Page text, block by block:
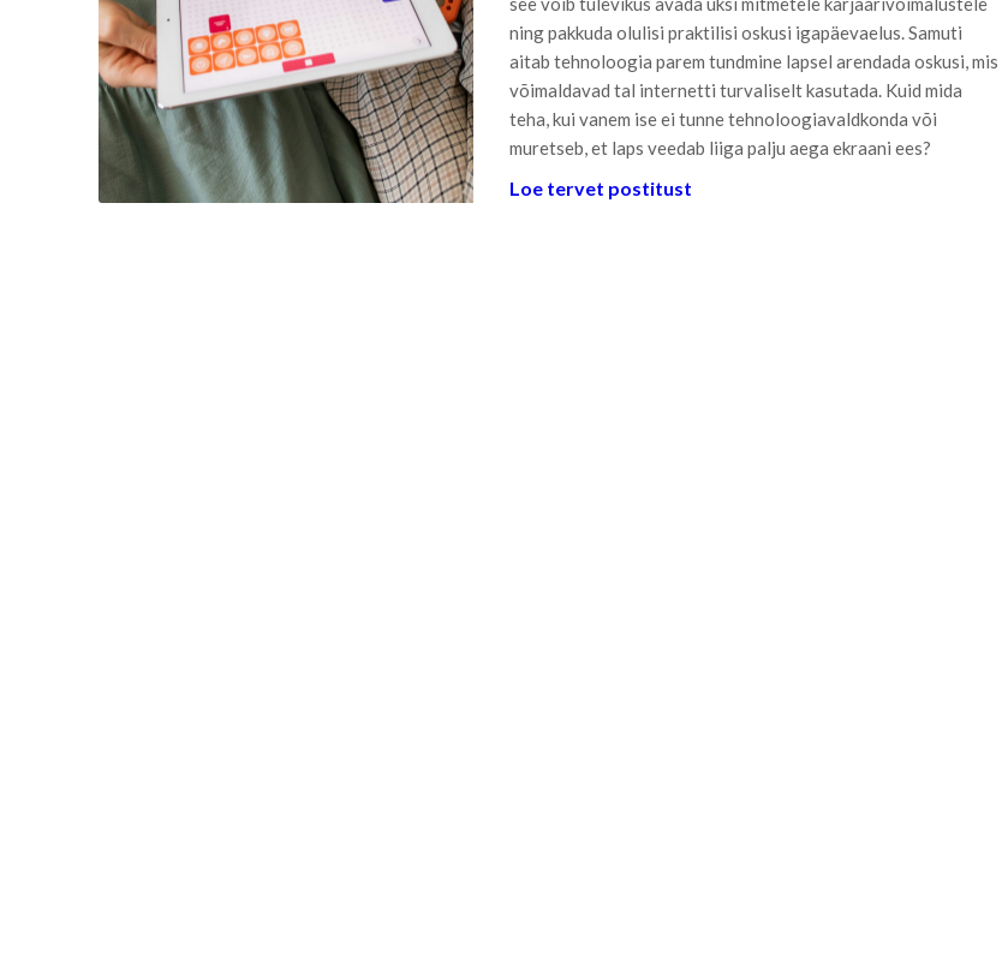
ning pakkuda olulisi praktilisi oskusi igapäevaelus. Samuti
aitab tehnoloogia parem tundmine lapsel arendada oskusi, mis
võimaldavad tal internetti turvaliselt kasutada. Kuid mida
teha, kui vanem ise ei tunne tehnoloogiavaldkonda või
muretseb, et laps veedab liiga palju aega ekraani ees?
Loe tervet postitust